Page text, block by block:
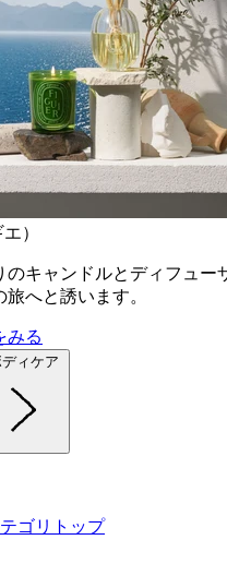
）
のキャンドルとディフュー
へと誘います。
みる
ィケア
ゴリトップ